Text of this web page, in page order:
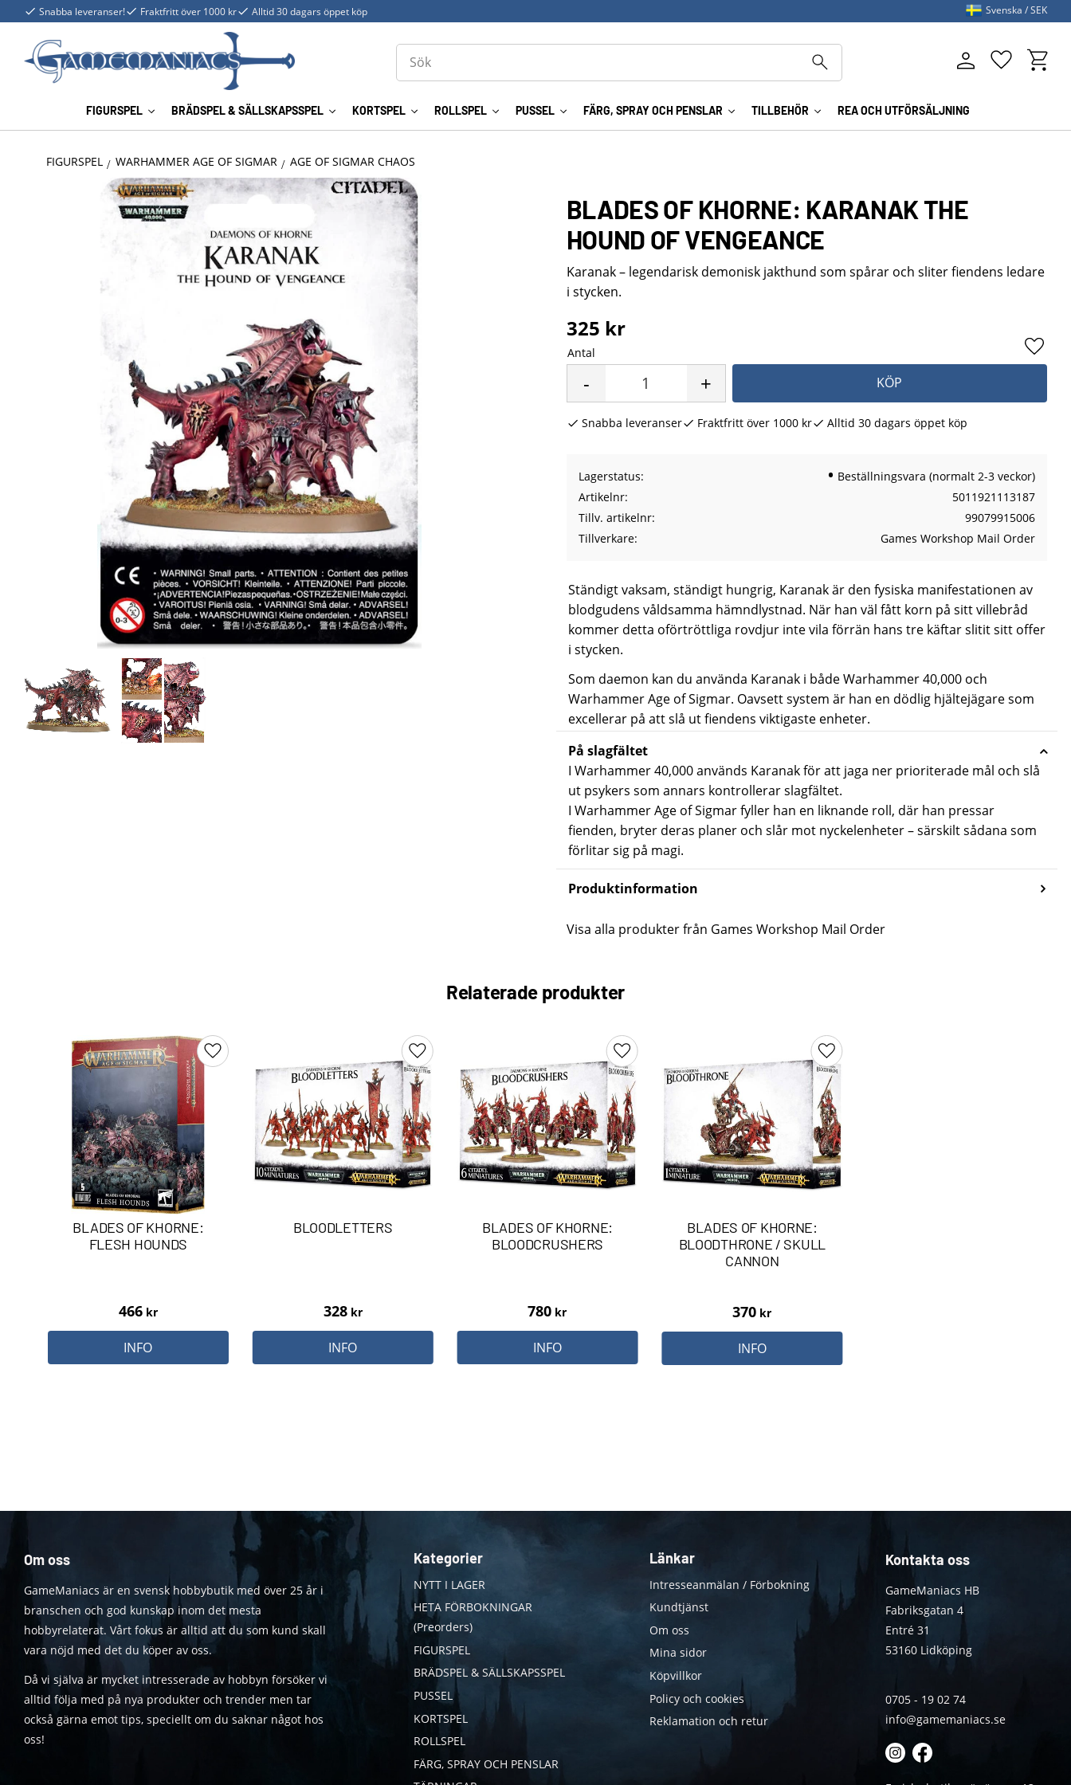
Snabba leveranser! Fraktfritt över 1000 kr Alltid 30 dagars öppet köp
FIGURSPEL BRÄDSPEL & SÄLLSKAPSSPEL KORTSPEL ROLLSPEL PUSSEL FÄRG, SPRAY OCH PENSLAR TILLBEHÖR REA OCH UTFÖRSÄLJNING
Favoriter
Svenska SEK
FIGURSPEL WARHAMMER AGE OF SIGMAR AGE OF SIGMAR CHAOS
BLADES OF KHORNE: KARANAK THE
HOUND OF VENGEANCE
Karanak – legendarisk demonisk jakthund som spårar och sliter fiendens ledare
i stycken.
325 kr
Antal
+
- KÖP
Lägg
Snabba leveranser Fraktfritt över 1000 kr Alltid 30 dagars öppet köp
Lagerstatus
Beställningsvara (normalt 2-3 veckor)
Artikelnr
5011921113187
Tillv. artikelnr
99079915006
Tillverkare
Games Workshop Mail Order
Ständigt vaksam, ständigt hungrig, Karanak är den fysiska manifestationen av
blodgudens våldsamma hämndlystnad. När han väl fått korn på sitt villebråd
kommer detta oförtröttliga rovdjur inte vila förrän hans tre käftar slitit sitt offer
i stycken.
Som daemon kan du använda Karanak i bådeWarhammer 40,000och
Warhammer Age of Sigmar. Oavsett system är han en dödlig hjältejägare som
excellerar på att slå ut fiendens viktigaste enheter.
På slagfältet
I Warhammer 40,000 används Karanak för att jaga ner prioriterade mål och slå
ut psykers som annars kontrollerar slagfältet.
I Warhammer Age of Sigmar fyller han en liknande roll, där han pressar
fienden, bryter deras planer och slår mot nyckelenheter – särskilt sådana som
förlitar sig på magi.
Produktinformation
Visa alla produkter från Games Workshop Mail Order
Relaterade produkter
BLADES OF KHORNE:
FLESH HOUNDS
466kr
Lägg till i favoriter
INFO
BLOODLETTERS
328kr
Lägg till i favoriter
INFO
BLADES OF KHORNE:
BLOODCRUSHERS
780 kr
Lägg till i favoriter
INFO
BLADES OF KHORNE:
BLOODTHRONE / SKULL
CANNON
370 kr
Lägg till i favoriter
INFO
Om oss
GameManiacs är en svensk hobbybutik med över 25 år i
branschen och god kunskap inom det mesta
hobbyrelaterat. Vårt fokus är alltid att du som kund skall
vara nöjd med det du köper av oss.
Då vi själva är mycket intresserade av hobbyn försöker vi
alltid följa med på nya produkter och trender men tar
också gärna emot tips, speciellt om du saknar något hos
oss!
Kategorier
NYTT I LAGER
HETA FÖRBOKNINGAR
(Preorders)
FIGURSPEL
BRÄDSPEL & SÄLLSKAPSSPEL
PUSSEL
KORTSPEL
ROLLSPEL
FÄRG, SPRAY OCH PENSLAR
Länkar
Intresseanmälan / Förbokning
Kundtjänst
Om oss
Mina sidor
Köpvillkor
Policy och cookies
Reklamation och retur
Kontakta oss
GameManiacs HB
Fabriksgatan 4
Entré 31
53160 Lidköping
0705 - 19 02 74
info@gamemaniacs.se